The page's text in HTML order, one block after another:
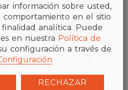
información sobre usted,
comportamiento en el sitio
analítica. Puede
en nuestra Política de
configuración a través de
RECHAZAR